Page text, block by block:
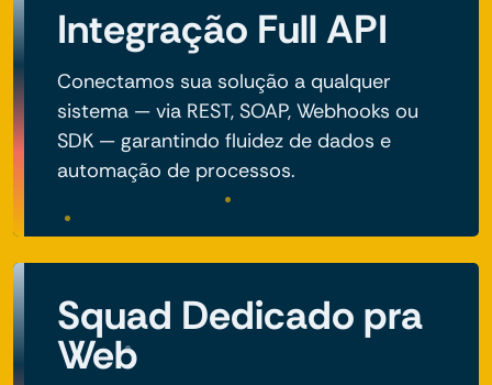
Integração Full API
Conectamos sua solução a qualquer
sistema — via REST, SOAP, Webhooks ou
SDK — garantindo fluidez de dados e
automação de processos.
Squad Dedicado pra
Web